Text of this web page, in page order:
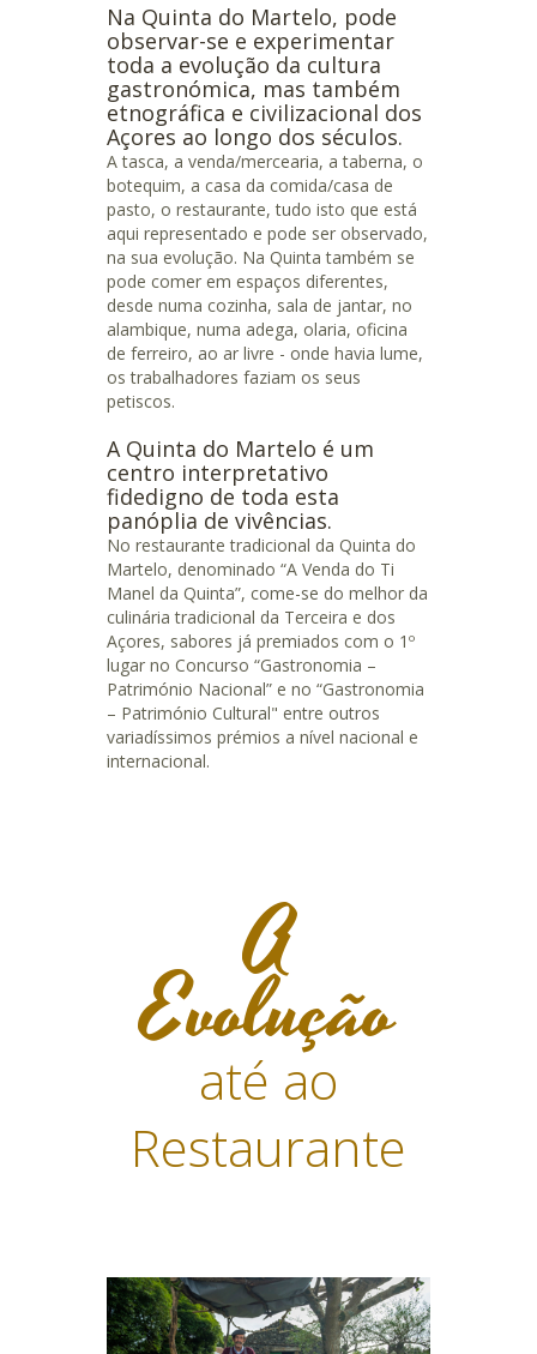
Na Quinta do Martelo, pode
observar-se e experimentar
toda a evolução da cultura
gastronómica, mas também
etnográfica e civilizacional dos
Açores ao longo dos séculos.
A tasca, a venda/mercearia, a taberna, o
botequim, a casa da comida/casa de
pasto, o restaurante, tudo isto que está
aqui representado e pode ser observado,
na sua evolução. Na Quinta também se
pode comer em espaços diferentes,
desde numa cozinha, sala de jantar, no
alambique, numa adega, olaria, oficina
de ferreiro, ao ar livre - onde havia lume,
os trabalhadores faziam os seus
petiscos.
A Quinta do Martelo é um
centro interpretativo
fidedigno de toda esta
panóplia de vivências.
No restaurante tradicional da Quinta do
Martelo, denominado “A Venda do Ti
Manel da Quinta”, come-se do melhor da
culinária tradicional da Terceira e dos
Açores, sabores já premiados com o 1º
lugar no Concurso “Gastronomia –
Património Nacional” e no “Gastronomia
– Património Cultural" entre outros
variadíssimos prémios a nível nacional e
internacional.
A
Evolução
até ao
Restaurante